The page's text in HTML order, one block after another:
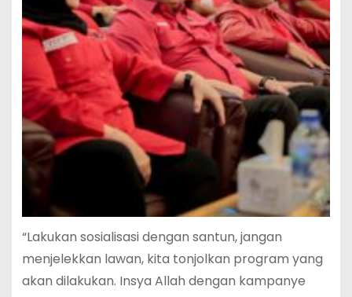
“Lakukan sosialisasi dengan santun, jangan
menjelekkan lawan, kita tonjolkan program yang
akan dilakukan. Insya Allah dengan kampanye